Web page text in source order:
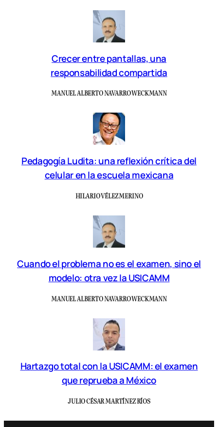
Crecer entre pantallas, una
responsabilidad compartida
MANUEL ALBERTO NAVARRO WECKMANN
Pedagogía Ludita: una reflexión crítica del
celular en la escuela mexicana
HILARIO VÉLEZ MERINO
Cuando el problema no es el examen, sino el
modelo: otra vez la USICAMM
MANUEL ALBERTO NAVARRO WECKMANN
Hartazgo total con la USICAMM: el examen
que reprueba a México
JULIO CÉSAR MARTÍNEZ RÍOS